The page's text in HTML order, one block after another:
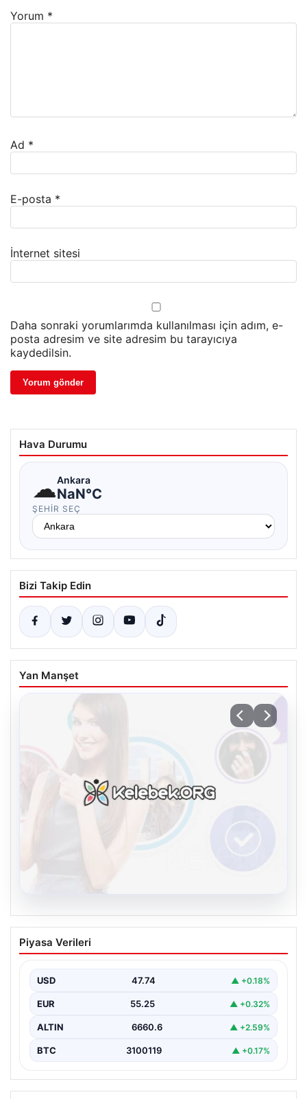
Yorum *
Ad *
E-posta *
İnternet sitesi
Daha sonraki yorumlarımda kullanılması için adım, e-
posta adresim ve site adresim bu tarayıcıya
kaydedilsin.
Hava Durumu
☁Ankara
NaN°C
ŞEHIR SEÇ
Bizi Takip Edin
Yan Manşet
08.08.2026
Kelebek chat adresi İle Sanal İletişimin
Seviyeli Adresi Ve Sohbet Deneyimi
kurması ciddi bir değer barındırmaktadır. Günümüzde
birçok…
Piyasa Verileri
USD 47.74 ▲ +0.18%
EUR 55.25 ▲ +0.32%
ALTIN 6660.6 ▲ +2.59%
BTC 3100119 ▲ +0.17%